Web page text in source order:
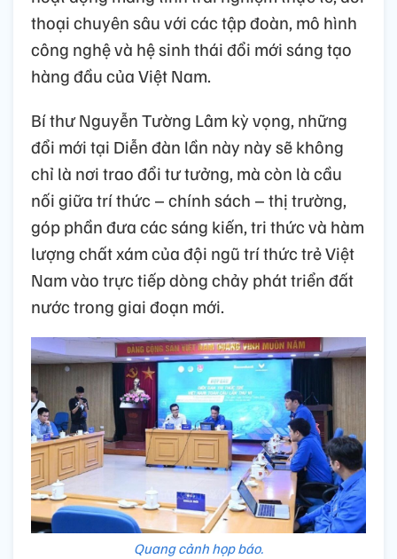
thoại chuyên sâu với các tập đoàn, mô hình
công nghệ và hệ sinh thái đổi mới sáng tạo
hàng đầu của Việt Nam.
Bí thư Nguyễn Tường Lâm kỳ vọng, những
đổi mới tại Diễn đàn lần này này sẽ không
chỉ là nơi trao đổi tư tưởng, mà còn là cầu
nối giữa trí thức – chính sách – thị trường,
góp phần đưa các sáng kiến, tri thức và hàm
lượng chất xám của đội ngũ trí thức trẻ Việt
Nam vào trực tiếp dòng chảy phát triển đất
nước trong giai đoạn mới.
Quang cảnh họp báo.